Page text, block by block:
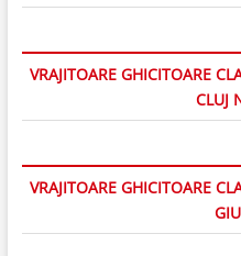
VRAJITOARE GHICITOARE
CLUJ
VRAJITOARE GHICITOARE